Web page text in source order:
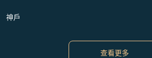
神戶
查看更多